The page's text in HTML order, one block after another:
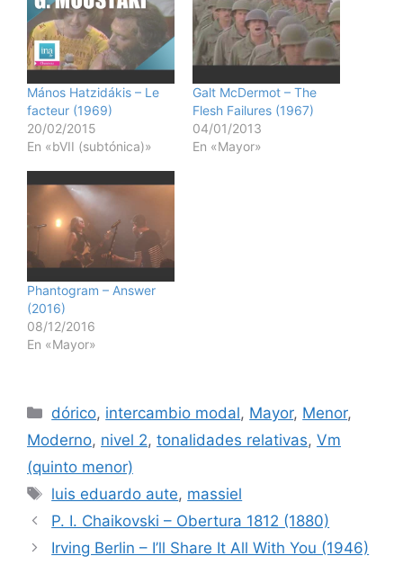
Mános Hatzidákis – Le
facteur (1969)
20/02/2015
En «bVII (subtónica)»
Galt McDermot – The
Flesh Failures (1967)
04/01/2013
En «Mayor»
Phantogram – Answer
(2016)
08/12/2016
En «Mayor»
Categorías
dórico, intercambio modal, Mayor, Menor,
Moderno, nivel 2, tonalidades relativas, Vm
(quinto menor)
Etiquetas
luis eduardo aute, massiel
P. I. Chaikovski – Obertura 1812 (1880)
Irving Berlin – I’ll Share It All With You (1946)